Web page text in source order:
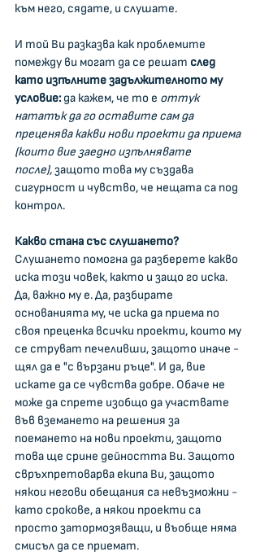
към него, сядате, и слушате.
И той Ви разказва как проблемите
помежду ви могат да се решат след
като изпълните задължителното му
условие: да кажем, че то е оттук
нататък да го оставите сам да
преценява какви нови проекти да приема
(които вие заедно изпълнявате
после), защото това му създава
сигурност и чувство, че нещата са под
контрол.
Какво стана със слушането?
Слушането помогна да разберете какво
иска този човек, както и защо го иска.
Да, важно му е. Да, разбирате
основанията му, че иска да приема по
своя преценка всички проекти, които му
се струват печеливши, защото иначе -
щял да е "с вързани ръце". И да, вие
искате да се чувства добре. Обаче не
може да спрете изобщо да участвате
във вземането на решения за
поемането на нови проекти, защото
това ще срине дейността Ви. Защото
свръхпретоварва екипа Ви, защото
някои негови обещания са невъзможни -
като срокове, а някои проекти са
просто затормозяващи, и въобще няма
смисъл да се приемат.